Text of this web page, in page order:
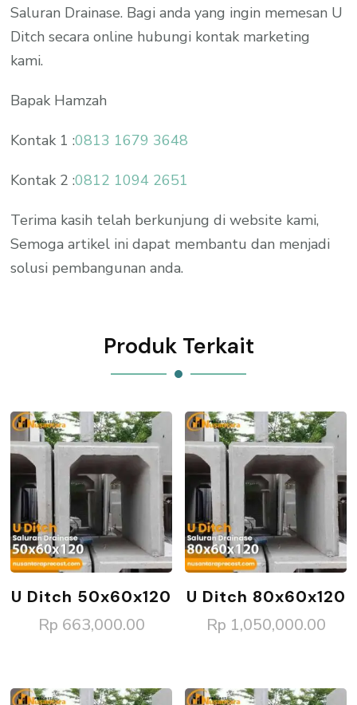
Saluran Drainase. Bagi anda yang ingin memesan U
Ditch secara online hubungi kontak marketing
kami.
Bapak Hamzah
Kontak 1 :0813 1679 3648
Kontak 2 :0812 1094 2651
Terima kasih telah berkunjung di website kami,
Semoga artikel ini dapat membantu dan menjadi
solusi pembangunan anda.
Produk Terkait
U Ditch 50x60x120
Rp 663,000.00
U Ditch 80x60x120
Rp 1,050,000.00